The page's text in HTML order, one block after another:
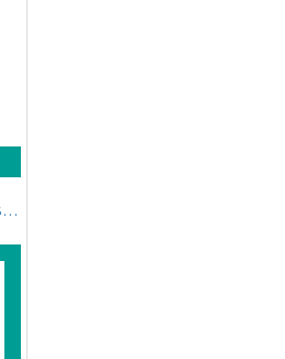
RASONIC 樂信 RWA814SF 前置式變頻洗衣機 (8公斤,1400 轉/分鐘)